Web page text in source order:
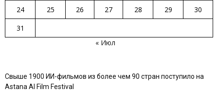
24
25 26 27 28 29
30
31
« Июл
Свыше 1900 ИИ-фильмов из более чем 90 стран поступило на
Astana AI Film Festival